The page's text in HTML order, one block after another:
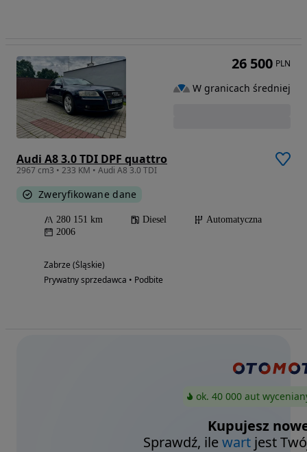
Audi A8 3.0 TDI DPF quattro
2967 cm3 • 233 KM • Audi A8 3.0 TDI
Zweryfikowane dane
280 151 km Diesel
Automatyczna
2006
Zabrze (Śląskie)
Prywatny sprzedawca • Podbite
26 500 PLN
W granicach średniej
ok. 40 000 aut
Kupujesz
Sprawdź, ilewart jest